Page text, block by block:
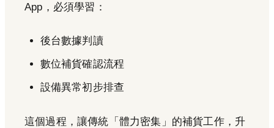
App，必須學習：
後台數據判讀
數位補貨確認流程
設備異常初步排查
這個過程，讓傳統「體力密集」的補貨工作，升